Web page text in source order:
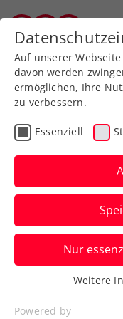
Zurück zur
Turniere
ATP-
stürmen
Das ÖTV-
chinesischen
nichts
Auf unserer
davon werden
ermöglichen, Ihre
zu verbessern.
Essenziell
Nur
Essenziell
Essenzielle Cookies
Weitere
Powered by